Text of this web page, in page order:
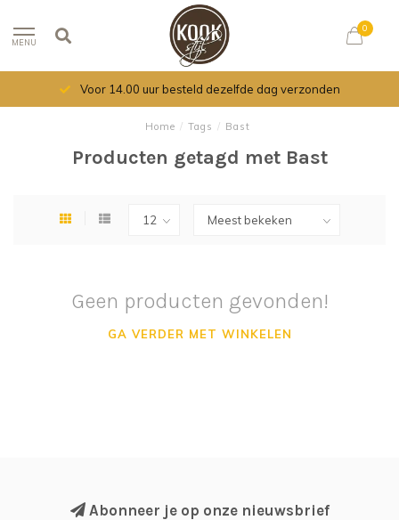
MENU
0
Voor 14.00 uur besteld dezelfde dag verzonden
Home / Tags / Bast
Producten getagd met Bast
Geen producten gevonden!
GA VERDER MET WINKELEN
Abonneer je op onze nieuwsbrief